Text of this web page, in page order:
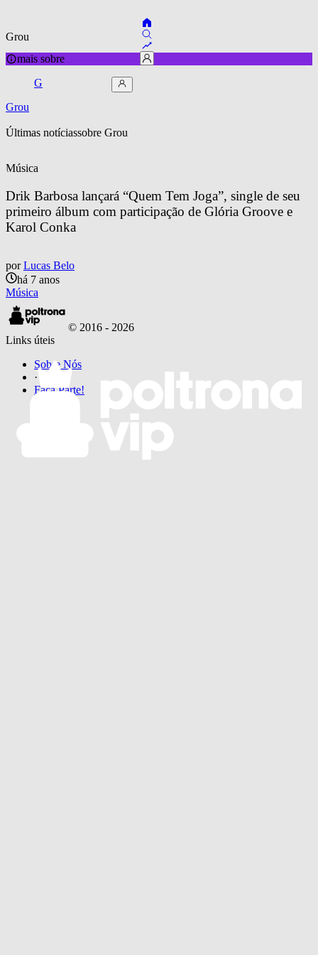
Grou
mais sobre
G
Grou
Últimas notíciassobre Grou
Música
Drik Barbosa lançará “Quem Tem Joga”, single de seu
primeiro álbum com participação de Glória Groove e
Karol Conka
por Lucas Belo
há 7 anos
Música
© 2016 - 2026
Links úteis
Sobre Nós
·
Faça Parte!